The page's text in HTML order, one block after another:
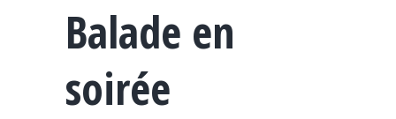
Balade en
soirée